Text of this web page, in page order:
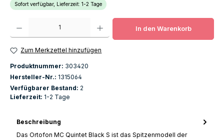
Sofort verfügbar, Lieferzeit: 1-2 Tage
Produkt Anzahl: Gib den gewünschten Wert ein oder benutze die
In den Warenkorb
Zum Merkzettel hinzufügen
Produktnummer: 303420
Hersteller-Nr.: 1315064
Verfügbarer Bestand: 2
Lieferzeit: 1-2 Tage
Beschreibung
Das Ortofon MC Quintet Black S ist das Spitzenmodell der